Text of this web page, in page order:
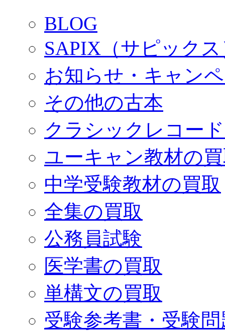
BLOG
SAPIX（サピック
お知らせ・キャン
その他の古本
クラシックレコー
ユーキャン教材の
中学受験教材の買取
全集の買取
公務員試験
医学書の買取
単構文の買取
受験参考書・受験